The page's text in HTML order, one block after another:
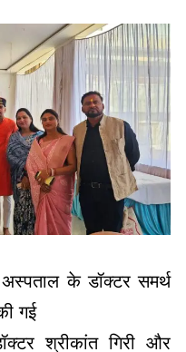
अस्पताल के डॉक्टर समर्थ
श्रीकांत गिरी और
की जांच की गई और